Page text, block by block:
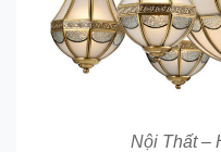
Nội Thất –